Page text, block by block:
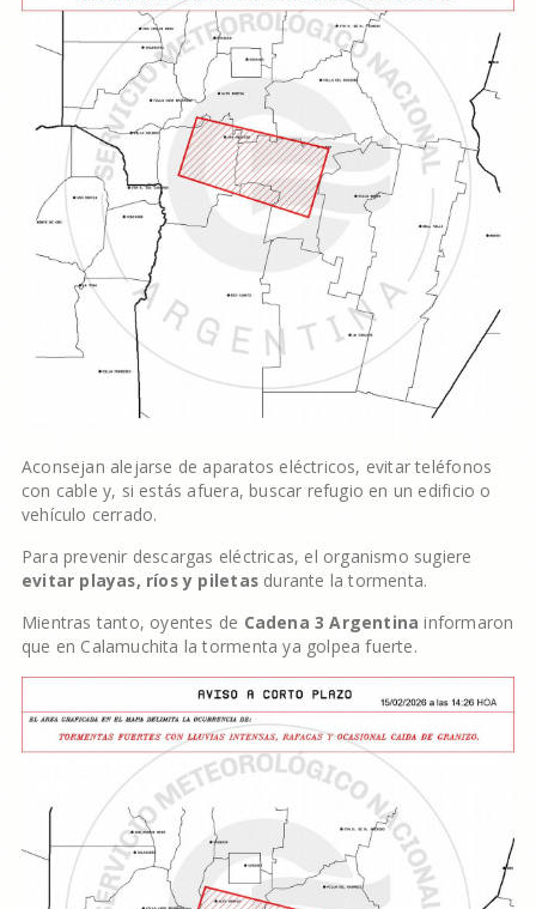
Aconsejan alejarse de aparatos eléctricos, evitar teléfonos
con cable y, si estás afuera, buscar refugio en un edificio o
vehículo cerrado.
Para prevenir descargas eléctricas, el organismo sugiere
evitar playas, ríos y piletasdurante la tormenta.
Mientras tanto, oyentes de Cadena 3 Argentina informaron
que en Calamuchita la tormenta ya golpea fuerte.